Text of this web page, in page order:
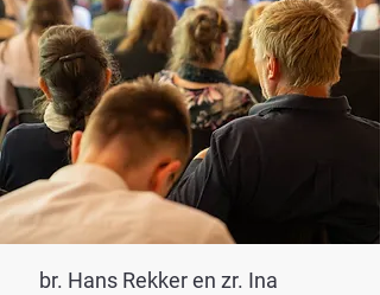
br. Hans Rekker en zr. Ina